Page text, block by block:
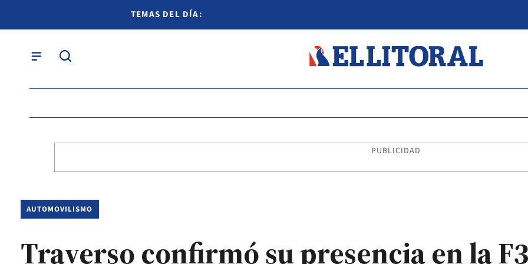
TEMAS DEL DÍA:
PUBLICIDAD
AUTOMOVILISMO
Traverso confirmó su presencia en la